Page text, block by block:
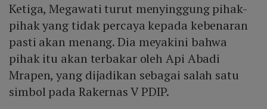
Ketiga, Megawati turut menyinggung pihak-
pihak yang tidak percaya kepada kebenaran
pasti akan menang. Dia meyakini bahwa
pihak itu akan terbakar oleh Api Abadi
Mrapen, yang dijadikan sebagai salah satu
simbol pada Rakernas V PDIP.